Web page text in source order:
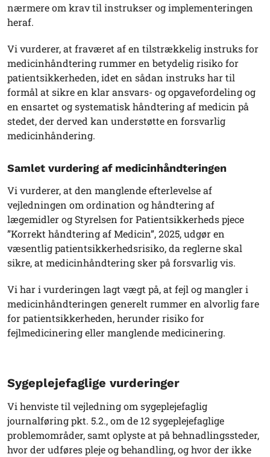
nærmere om krav til instrukser og implementeringen
heraf.
Vi vurderer, at fraværet af en tilstrækkelig instruks for
medicinhåndtering rummer en betydelig risiko for
patientsikkerheden, idet en sådan instruks har til
formål at sikre en klar ansvars- og opgavefordeling og
en ensartet og systematisk håndtering af medicin på
stedet, der derved kan understøtte en forsvarlig
medicinhåndering.
Samlet vurdering af medicinhåndteringen
Vi vurderer, at den manglende efterlevelse af
vejledningen om ordination og håndtering af
lægemidler og Styrelsen for Patientsikkerheds pjece
”Korrekt håndtering af Medicin”, 2025, udgør en
væsentlig patientsikkerhedsrisiko, da reglerne skal
sikre, at medicinhåndtering sker på forsvarlig vis.
Vi har i vurderingen lagt vægt på, at fejl og mangler i
medicinhåndteringen generelt rummer en alvorlig fare
for patientsikkerheden, herunder risiko for
fejlmedicinering eller manglende medicinering.
Sygeplejefaglige vurderinger
Vi henviste til vejledning om sygeplejefaglig
journalføring pkt. 5.2., om de 12 sygeplejefaglige
problemområder, samt oplyste at på behnadlingssteder,
hvor der udføres pleje og behandling, og hvor der ikke